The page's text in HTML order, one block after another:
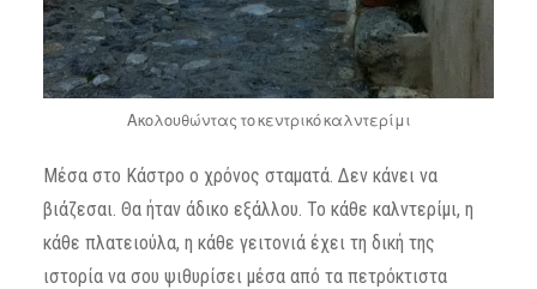
Ακολουθώντας το κεντρικό καλντερίμι
Μέσα στο Κάστρο ο χρόνος σταματά. Δεν κάνει να
βιάζεσαι. Θα ήταν άδικο εξάλλου. Το κάθε καλντερίμι, η
κάθε πλατειούλα, η κάθε γειτονιά έχει τη δική της
ιστορία να σου ψιθυρίσει μέσα από τα πετρόκτιστα